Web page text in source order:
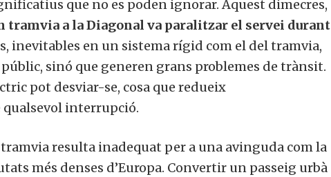
que no es poden ignorar. Aquest dimecres,
tramvia a la Diagonal va paralitzar el servei durant
inevitables en un sistema rígid com el del tramvia,
sinó que generen grans problemes de trànsit.
pot desviar-se, cosa que redueix
interrupció.
resulta inadequat per a una avinguda com la
més denses d’Europa. Convertir un passeig urbà